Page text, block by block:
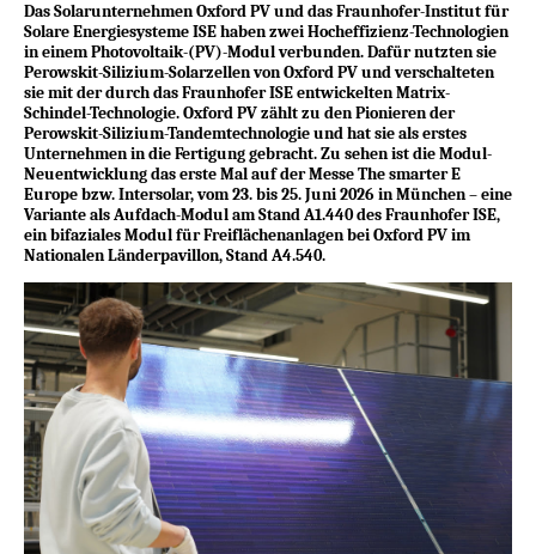
Das Solarunternehmen Oxford PV und das Fraunhofer-Institut für
Solare Energiesysteme ISE haben zwei Hocheffizienz-Technologien
in einem Photovoltaik-(PV)-Modul verbunden. Dafür nutzten sie
Perowskit-Silizium-Solarzellen von Oxford PV und verschalteten
sie mit der durch das Fraunhofer ISE entwickelten Matrix-
Schindel-Technologie. Oxford PV zählt zu den Pionieren der
Perowskit-Silizium-Tandemtechnologie und hat sie als erstes
Unternehmen in die Fertigung gebracht. Zu sehen ist die Modul-
Neuentwicklung das erste Mal auf der Messe The smarter E
Europe bzw. Intersolar, vom 23. bis 25. Juni 2026 in München – eine
Variante als Aufdach-Modul am Stand A1.440 des Fraunhofer ISE,
ein bifaziales Modul für Freiflächenanlagen bei Oxford PV im
Nationalen Länderpavillon, Stand A4.540.